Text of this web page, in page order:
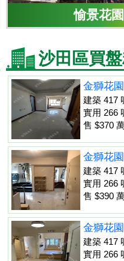
愉景花園
沙田區買
金獅花
建築 417
實用 266
售 $370
金獅花
建築 417
實用 266
售 $390
金獅花
建築 417
實用 266